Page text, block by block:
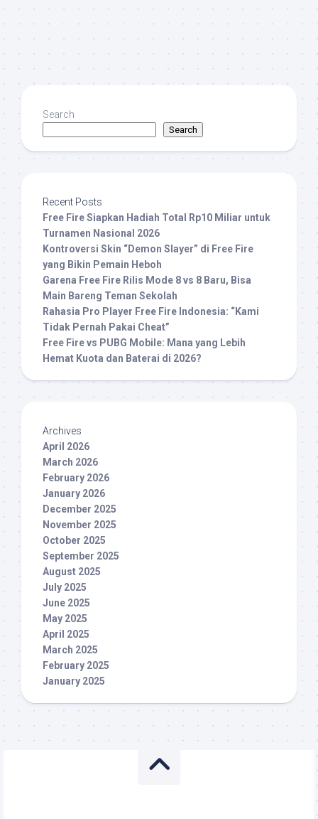
Search
Search
Recent Posts
Free Fire Siapkan Hadiah Total Rp10 Miliar untuk
Turnamen Nasional 2026
Kontroversi Skin “Demon Slayer” di Free Fire
yang Bikin Pemain Heboh
Garena Free Fire Rilis Mode 8 vs 8 Baru, Bisa
Main Bareng Teman Sekolah
Rahasia Pro Player Free Fire Indonesia: “Kami
Tidak Pernah Pakai Cheat”
Free Fire vs PUBG Mobile: Mana yang Lebih
Hemat Kuota dan Baterai di 2026?
Archives
April 2026
March 2026
February 2026
January 2026
December 2025
November 2025
October 2025
September 2025
August 2025
July 2025
June 2025
May 2025
April 2025
March 2025
February 2025
January 2025